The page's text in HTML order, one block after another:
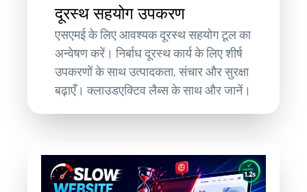
दूरस्थ सहयोग उपकरण
एसएमई के लिए आवश्यक दूरस्थ सहयोग टूल का
अन्वेषण करें। निर्बाध दूरस्थ कार्य के लिए शीर्ष
उपकरणों के साथ उत्पादकता, संचार और सुरक्षा
बढ़ाएँ। क्लाउडएक्टिव लैब्स के साथ और जानें।